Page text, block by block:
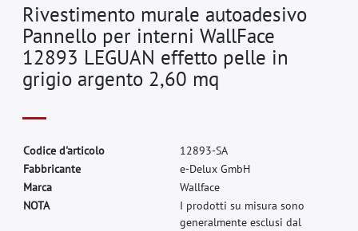
Rivestimento murale autoadesivo
Pannello per interni WallFace
12893 LEGUAN effetto pelle in
grigio argento 2,60 mq
Codice d'articolo 12893-SA
Fabbricante e-Delux GmbH
Marca Wallface
NOTA I prodotti su misura sono
generalmente esclusi dal